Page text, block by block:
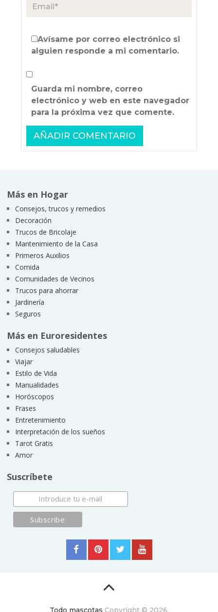
Avísame por correo electrónico si
alguien responde a mi comentario.
Guarda mi nombre, correo
electrónico y web en este navegador
para la próxima vez que comente.
Más en Hogar
Consejos, trucos y remedios
Decoración
Trucos de Bricolaje
Mantenimiento de la Casa
Primeros Auxilios
Comida
Comunidades de Vecinos
Trucos para ahorrar
Jardinería
Seguros
Más en Euroresidentes
Consejos saludables
Viajar
Estilo de Vida
Manualidades
Horóscopos
Frases
Entretenimiento
Interpretación de los sueños
Tarot Gratis
Amor
Suscríbete
Todo mascotas Copyright © 2026.